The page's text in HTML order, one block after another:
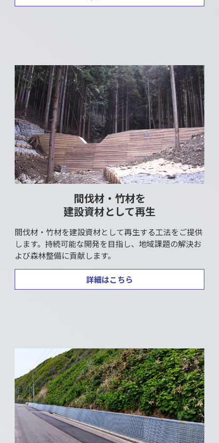
間伐材・竹材を
建設資材として再生
間伐材・竹材を建設資材として再生する工法をご提供
します。持続可能な開発を目指し、地域課題の解決お
よび森林整備に貢献します。
詳細はこちら